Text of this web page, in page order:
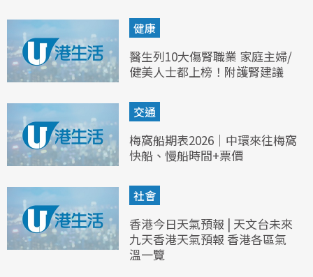
健康
醫生列10大傷腎職業 家庭主婦/
健美人士都上榜！附護腎建議
交通
梅窩船期表2026｜中環來往梅窩
快船、慢船時間+票價
社會
香港今日天氣預報 | 天文台未來
九天香港天氣預報 香港各區氣
溫一覽